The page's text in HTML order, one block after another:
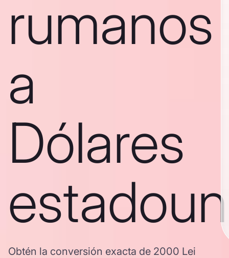
rumanos
a
Dólares
Obtén la conversión exacta de 2000 Lei